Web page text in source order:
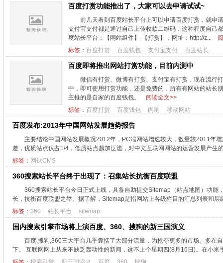
百度打赏功能推出了，大家可以去申请试试~
前几天看到百度站长平台上可以申请百度打赏，就申
支付宝支付都是通过自己上传收款二维码，这种程度自己
度站长平台：【网站组件】-【打赏】，网址：http://z...
标签： 百度打赏 百度钱包 支付宝支付 百度站长
百度即将推出网站打赏功能，目前内测中
微信有打赏、微博有打赏、支付宝有打赏，现在流行
中，即可使用打赏功能，还是免费的，所有有网站的站长
主推的是自家的百度钱包。
阅读全文>>
标签： 百度打赏 百度钱包 内测 移动网站
百度发布:2013年中国网站发展趋势报告
主要结论中国网站发展概况2012年，PC端网站增速较大，数量较2011年
差，优质站点仅占1/4，低质站点越加泛滥，对中文互联网网站的运营发展产
标签： 网钛CMS
360搜索站长平台终于出现了：召集站长抗衡百度联盟
360搜索站长平台今日正式上线，具备自助提交Sitemap（站点地图）功
长，抗衡百度联盟之举。据了解，Sitemap是指网站上各级栏目的汇总列表和
标签： 360 站长平台 sitemap
国内搜索引擎市场将上演百度、360、搜狗的新三国演义
百度,搜狗,360三大平台几乎囊括了大部分流量，为抢夺更多的市场。多在
下。 互联网网上从来不缺乏轰动性的新闻，这不上个星期四(8月16日)。在小